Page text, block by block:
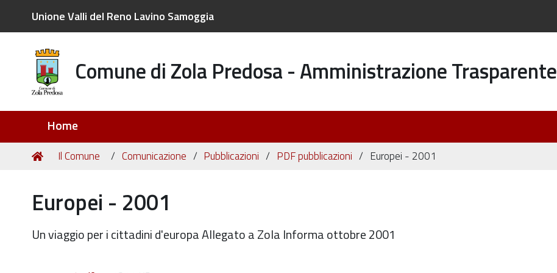
Unione Valli del Reno Lavino Samoggia
Comune di Zola Predosa - Amministrazione Trasparente
Home
Tu
Home
Il Comune Comunicazione Pubblicazioni PDF pubblicazioni Europei - 2001
Europei - 2001
Un viaggio per i cittadini d'europa Allegato a Zola Informa ottobre 2001